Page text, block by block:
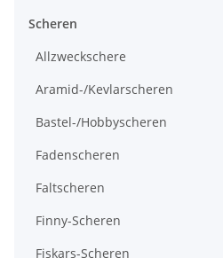
Scheren
Allzweckschere
Aramid-/Kevlarscheren
Bastel-/Hobbyscheren
Fadenscheren
Faltscheren
Finny-Scheren
Fiskars-Scheren